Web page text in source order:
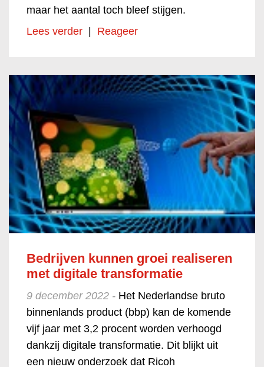
maar het aantal toch bleef stijgen.
Lees verder | Reageer
Bedrijven kunnen groei realiseren
met digitale transformatie
9 december 2022 - Het Nederlandse bruto
binnenlands product (bbp) kan de komende
vijf jaar met 3,2 procent worden verhoogd
dankzij digitale transformatie. Dit blijkt uit
een nieuw onderzoek dat Ricoh